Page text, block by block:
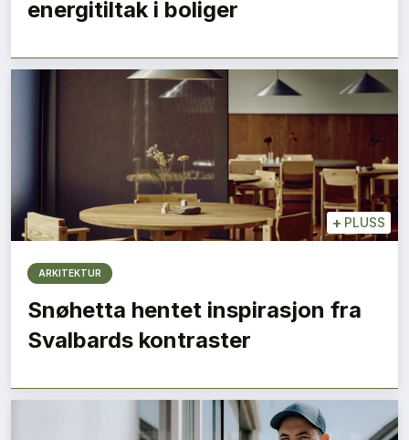
energitiltak i boliger
+ PLUSS
ARKITEKTUR
Snøhetta hentet inspirasjon fra
Svalbards kontraster